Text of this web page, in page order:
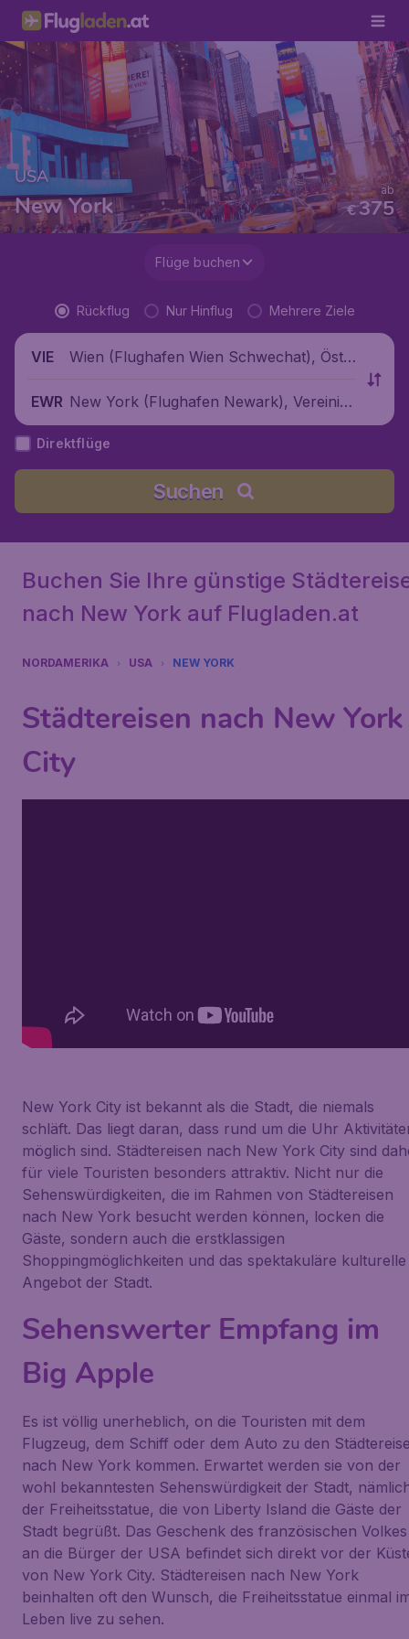
USA
New York €375
ab
Flüge buchen
Rückflug Nur Hinflug Mehrere Ziele
VIE
Wien (Flughafen Wien Schwechat), Öste
EWR New York (Flughafen Newark), Vereinigt
e Staaten
Direktflüge
Suchen
Buchen Sie Ihre günstige
nach New York auf Flugladen.at
NORDAMERIKA USA NEW YORK
Städtereisen nach New York
City
New York City ist bekannt als die Stadt, die niemals
schläft. Das liegt daran, dass rund um die Uhr
möglich sind. Städtereisen nach New York City sind
für viele Touristen besonders attraktiv. Nicht nur die
Sehenswürdigkeiten, die im Rahmen von Städtereisen
nach New York besucht werden können, locken die
Gäste, sondern auch die erstklassigen
Shoppingmöglichkeiten und das spektakuläre kulturelle
Angebot der Stadt.
Sehenswerter Empfang im
Big Apple
Es ist völlig unerheblich, on die Touristen mit dem
Flugzeug, dem Schiff oder dem Auto zu den
nach New York kommen. Erwartet werden sie von der
wohl bekanntesten Sehenswürdigkeit der Stadt,
der Freiheitsstatue, die von Liberty Island die Gäste der
Stadt begrüßt. Das Geschenk des französischen Volkes
an die Bürger der USA befindet sich direkt vor der
von New York City. Städtereisen nach New York
beinhalten oft den Wunsch, die Freiheitsstatue einmal
Leben live zu sehen.